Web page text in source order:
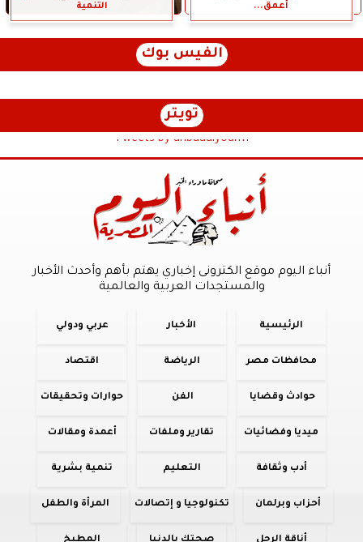
أعمق...
التنمية
الفيس بوك
تويتر
Tweets by anbaaalyoum1
أنباء اليوم موقع الكترونى إخباري يهتم بأهم وأحدث الأخبار
والمستجدات العربية والعالمية
الرئيسية الأخبار عربي ودولي
محافظات مصر الرياضة اقتصاد
حوادث وقضايا الفن حوارات وتحقيقات
ميديا وفضائيات تقارير وملفات أعمدة ومقالات
أدب وثقافة التعليم تنمية بشرية
أحزاب وبرلمان تكنولوجيا و إتصالات المرأة والطفل